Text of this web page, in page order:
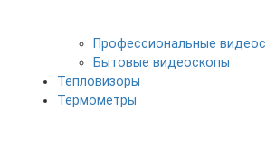
Профессиональные
Бытовые видеоскопы
Тепловизоры
Термометры